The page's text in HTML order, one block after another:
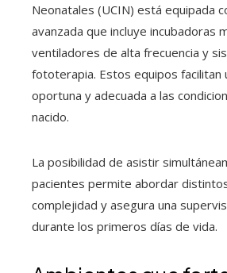
Neonatales (UCIN) está equipada
avanzada que incluye incubadoras
ventiladores de alta frecuencia y
fototerapia. Estos equipos facilitan
oportuna y adecuada a las
nacido.
La posibilidad de asistir
pacientes permite abordar
complejidad y asegura una
durante los primeros días de vida.